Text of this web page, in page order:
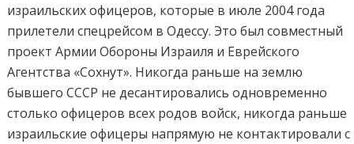
израильских офицеров, которые в июле 2004 года
прилетели спецрейсом в Одессу. Это был совместный
проект Армии Обороны Израиля и Еврейского
Агентства «Сохнут». Никогда раньше на землю
бывшего СССР не десантировались одновременно
столько офицеров всех родов войск, никогда раньше
израильские офицеры напрямую не контактировали с